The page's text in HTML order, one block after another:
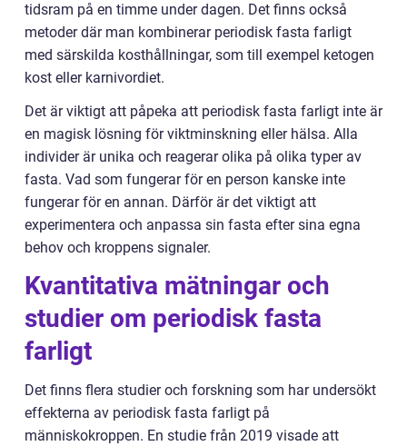
tidsram på en timme under dagen. Det finns också
metoder där man kombinerar periodisk fasta farligt
med särskilda kosthållningar, som till exempel ketogen
kost eller karnivordiet.
Det är viktigt att påpeka att periodisk fasta farligt inte är
en magisk lösning för viktminskning eller hälsa. Alla
individer är unika och reagerar olika på olika typer av
fasta. Vad som fungerar för en person kanske inte
fungerar för en annan. Därför är det viktigt att
experimentera och anpassa sin fasta efter sina egna
behov och kroppens signaler.
Kvantitativa mätningar och
studier om periodisk fasta
farligt
Det finns flera studier och forskning som har undersökt
effekterna av periodisk fasta farligt på
människokroppen. En studie från 2019 visade att